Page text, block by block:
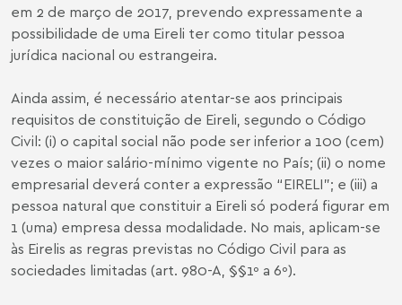
em 2 de março de 2017, prevendo expressamente a
possibilidade de uma Eireli ter como titular pessoa
jurídica nacional ou estrangeira.
Ainda assim, é necessário atentar-se aos principais
requisitos de constituição de Eireli, segundo o Código
Civil: (i) o capital social não pode ser inferior a 100 (cem)
vezes o maior salário-mínimo vigente no País; (ii) o nome
empresarial deverá conter a expressão “EIRELI”; e (iii) a
pessoa natural que constituir a Eireli só poderá figurar em
1 (uma) empresa dessa modalidade. No mais, aplicam-se
às Eirelis as regras previstas no Código Civil para as
sociedades limitadas (art. 980-A, §§1º a 6º).